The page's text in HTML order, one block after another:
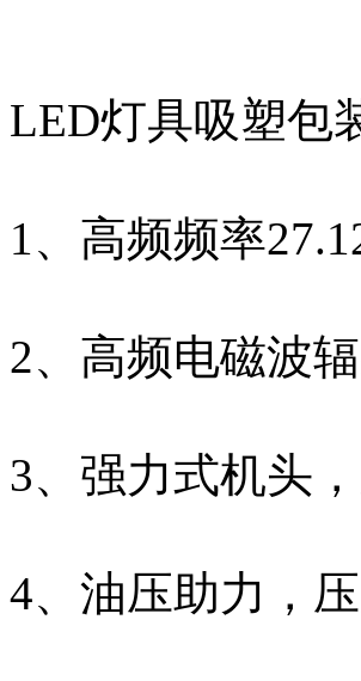
LED灯具吸塑包
1、高频频率
2、高频电磁波
3、强力式机头
4、油压助力，